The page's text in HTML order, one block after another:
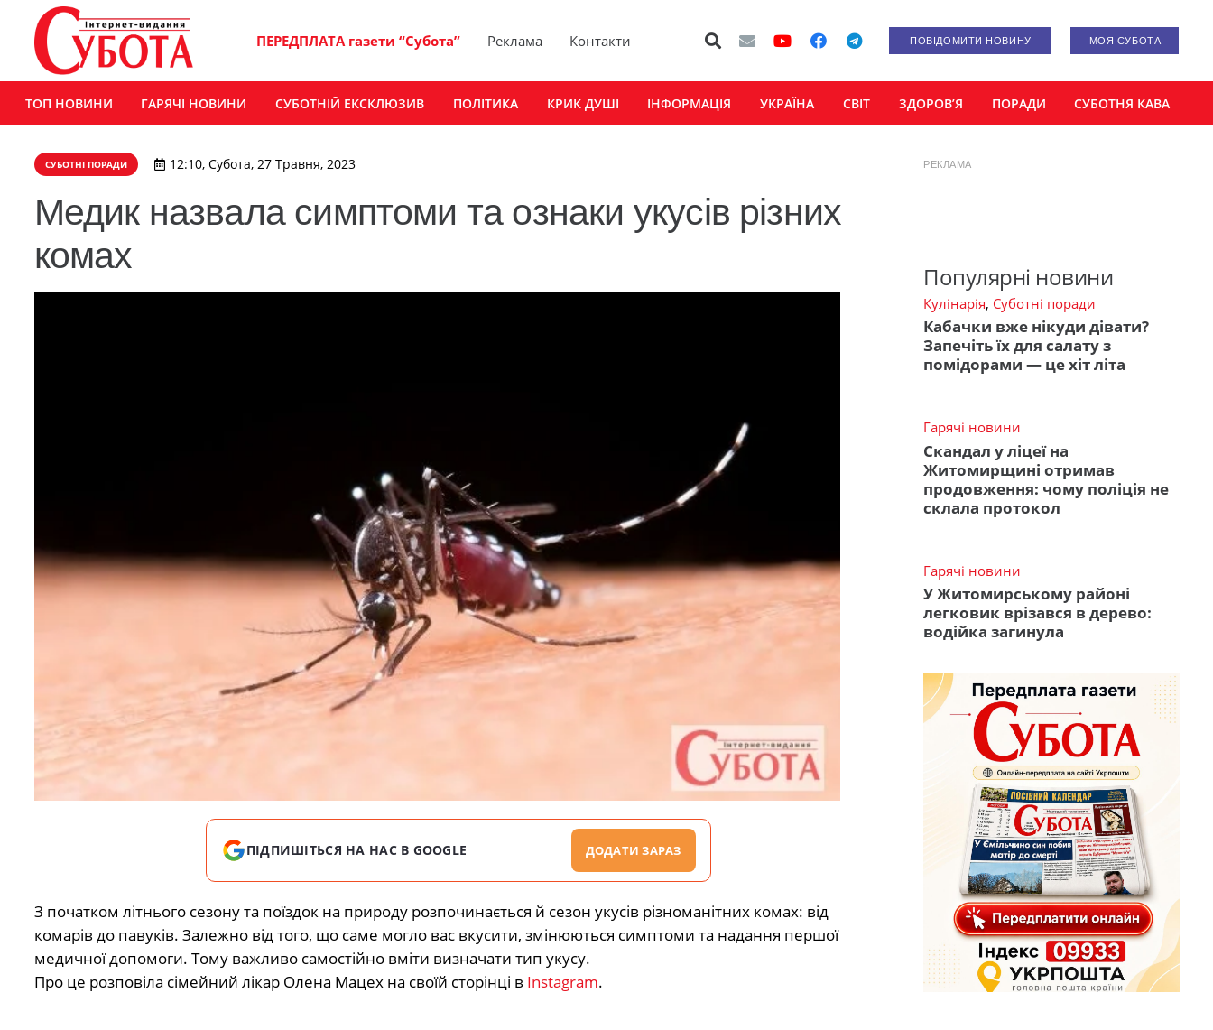
ПЕРЕДПЛАТА газети “Субота” Реклама Контакти ПОВІДОМИТИ НОВИНУ МОЯ СУБОТА
ТОП НОВИНИ ГАРЯЧІ НОВИНИ СУБОТНІЙ ЕКСКЛЮЗИВ ПОЛІТИКА КРИК ДУШІ ІНФОРМАЦІЯ УКРАЇНА СВІТ ЗДОРОВ’Я ПОРАДИ СУБОТНЯ КАВА
СУБОТНІ ПОРАДИ 12:10, Субота, 27 Травня, 2023
Медик назвала симптоми та ознаки укусів різних
комах
ПІДПИШІТЬСЯ НА НАС В GOOGLE ДОДАТИ ЗАРАЗ
З початком літнього сезону та поїздок на природу розпочинається й сезон укусів різноманітних комах: від
комарів до павуків. Залежно від того, що саме могло вас вкусити, змінюються симптоми та надання першої
медичної допомоги. Тому важливо самостійно вміти визначати тип укусу.
Про це розповіла сімейний лікар Олена Мацех на своїй сторінці в Instagram.
РЕКЛАМА
Популярні новини
Кулінарія, Суботні поради
Кабачки вже нікуди дівати?
Запечіть їх для салату з
помідорами — це хіт літа
Гарячі новини
Скандал у ліцеї на
Житомирщині отримав
продовження: чому поліція не
склала протокол
Гарячі новини
У Житомирському районі
легковик врізався в дерево:
водійка загинула